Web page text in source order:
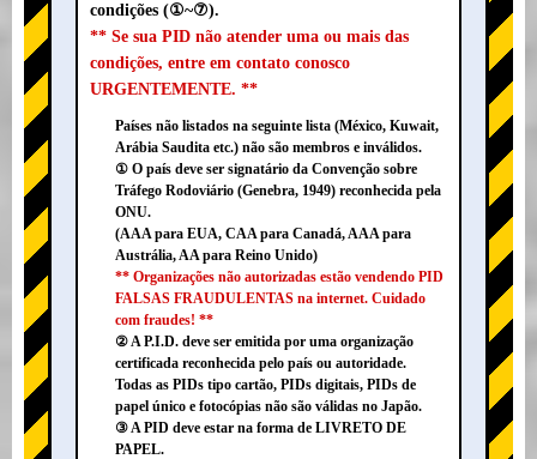
condições (①~⑦).
** Se sua PID não atender uma ou mais das
condições, entre em contato conosco
URGENTEMENTE. **
Países não listados na seguinte lista (México, Kuwait,
Arábia Saudita etc.) não são membros e inválidos.
① O país deve ser signatário da Convenção sobre
Tráfego Rodoviário (Genebra, 1949) reconhecida pela
ONU.
(AAA para EUA, CAA para Canadá, AAA para
Austrália, AA para Reino Unido)
** Organizações não autorizadas estão vendendo PID
FALSAS FRAUDULENTAS na internet. Cuidado
com fraudes! **
② A P.I.D. deve ser emitida por uma organização
certificada reconhecida pelo país ou autoridade.
Todas as PIDs tipo cartão, PIDs digitais, PIDs de
papel único e fotocópias não são válidas no Japão.
③ A PID deve estar na forma de LIVRETO DE
PAPEL.